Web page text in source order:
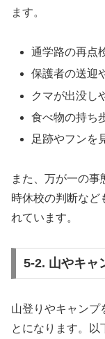
ます。
通学路の再点
保護者の送迎
クマが出没し
食べ物の持ち
足跡やフンを
また、万が一の
時休校の判断など
れています。
5-2. 山やキャ
山登りやキャンプ
とになります。以